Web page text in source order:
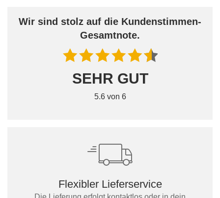
Wir sind stolz auf die Kundenstimmen-
Gesamtnote.
SEHR GUT
5.6 von 6
Flexibler Lieferservice